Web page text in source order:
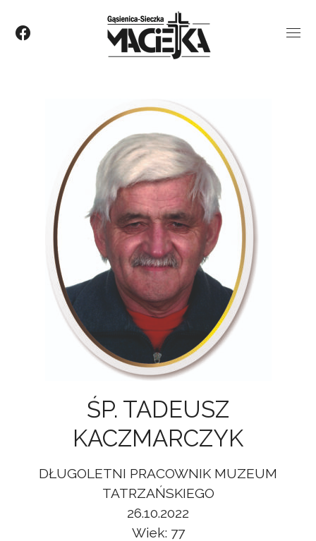
ŚP. TADEUSZ
KACZMARCZYK
DŁUGOLETNI PRACOWNIK MUZEUM
TATRZAŃSKIEGO
26.10.2022
Wiek: 77